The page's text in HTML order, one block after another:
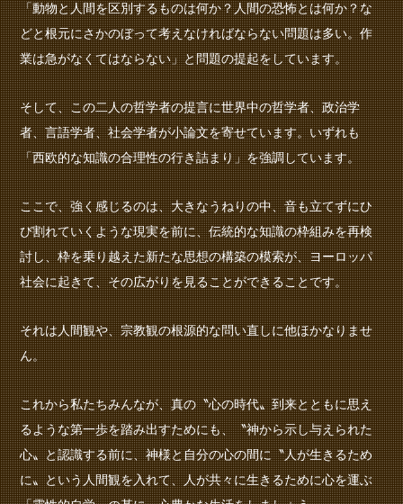
「動物と人間を区別するものは何か？人間の恐怖とは何か？な
どと根元にさかのぼって考えなければならない問題は多い。作
業は急がなくてはならない」と問題の提起をしています。
そして、この二人の哲学者の提言に世界中の哲学者、政治学
者、言語学者、社会学者が小論文を寄せています。いずれも
「西欧的な知識の合理性の行き詰まり」を強調しています。
ここで、強く感じるのは、大きなうねりの中、音も立てずにひ
び割れていくような現実を前に、伝統的な知識の枠組みを再検
討し、枠を乗り越えた新たな思想の構築の模索が、ヨーロッパ
社会に起きて、その広がりを見ることができることです。
それは人間観や、宗教観の根源的な問い直しに他ほかなりませ
ん。
これから私たちみんなが、真の〝心の時代〟到来とともに思え
るような第一歩を踏み出すためにも、〝神から示し与えられた
心〟と認識する前に、神様と自分の心の間に〝人が生きるため
に〟という人間観を入れて、人が共々に生きるために心を運ぶ